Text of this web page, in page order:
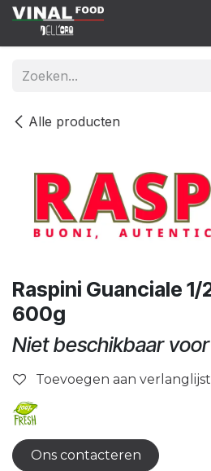
Overslaan naar inhoud
Alle producten
Raspini Guanciale 1/
600g
Niet beschikbaar
Toevoegen aan verlanglijst
Ons contacteren